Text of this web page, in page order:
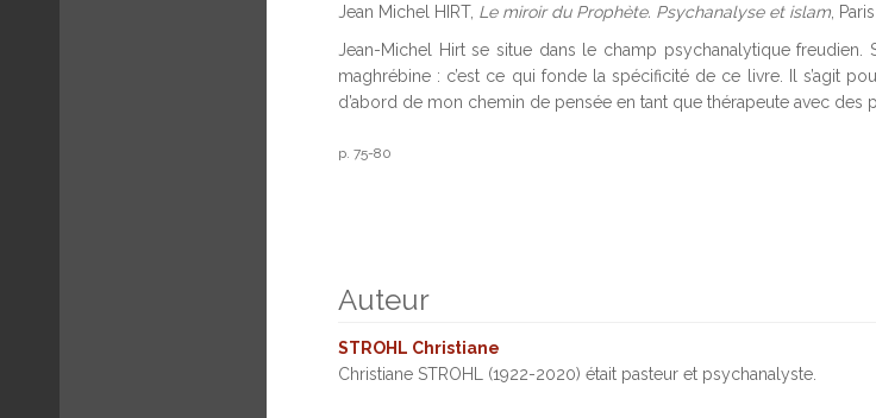
Jean Michel HIRT, Le miroir du Prophète. Psychanalyse et islam ,
Jean-Michel Hirt se situe dans le champ psychanalytique
maghrébine : c’est ce qui fonde la spécificité de ce livre. Il s’agit
d’abord de mon chemin de pensée en tant que thérapeute avec des
p. 75-80
Auteur
STROHL Christiane
Christiane STROHL (1922-2020) était pasteur et psychanalyste.